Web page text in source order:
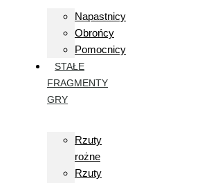
Napastnicy
Obrońcy
Pomocnicy
STAŁE
FRAGMENTY
GRY
Rzuty
rożne
Rzuty